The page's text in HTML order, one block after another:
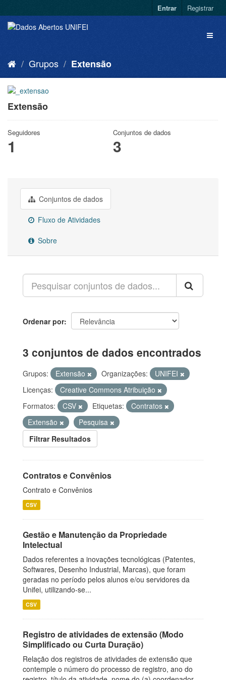
Entrar Registrar
Grupos Extensão
Extensão
Seguidores
1
Conjuntos de dados
3
Conjuntos de dados
Fluxo de Atividades
Sobre
Ordenar por
3 conjuntos de dados encontrados
Grupos: Extensão Organizações:
UNIFEI
Licenças:
Creative Commons Atribuição
Formatos:
CSV Etiquetas:
Contratos
Extensão
Pesquisa
Filtrar Resultados
Contratos e Convênios
Contrato e Convênios
CSV
Gestão e Manutenção da Propriedade
Intelectual
Dados referentes a inovações tecnológicas (Patentes,
Softwares, Desenho Industrial, Marcas), que foram
geradas no período pelos alunos e/ou servidores da
Unifei, utilizando-se...
CSV
Registro de atividades de extensão (Modo
Simplificado ou Curta Duração)
Relação dos registros de atividades de extensão que
contemple o número do processo de registro, ano do